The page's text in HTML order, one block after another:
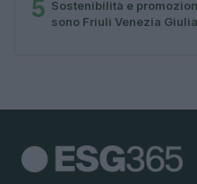
5 Sostenibilità e
sono Friuli Venezia